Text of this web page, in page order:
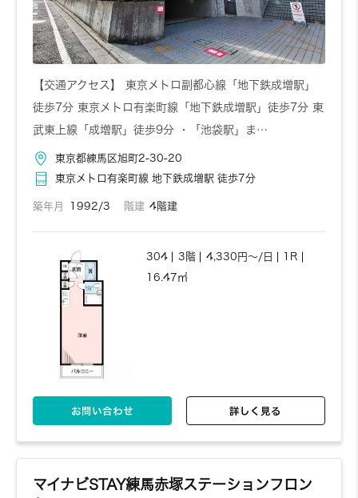
【交通アクセス】 東京メトロ副都心線「地下鉄成増駅」
徒歩7分 東京メトロ有楽町線「地下鉄成増駅」徒歩7分 東
武東上線「成増駅」徒歩9分 ・「池袋駅」ま…
東京都練馬区旭町2-30-20
東京メトロ有楽町線 地下鉄成増駅 徒歩7分
築年月 1992/3 階建 4階建
304 3階 4,330円～/日
1R
16.47㎡
お問い合わせ 詳しく見る
マイナビSTAY練馬赤塚ステーションフロン